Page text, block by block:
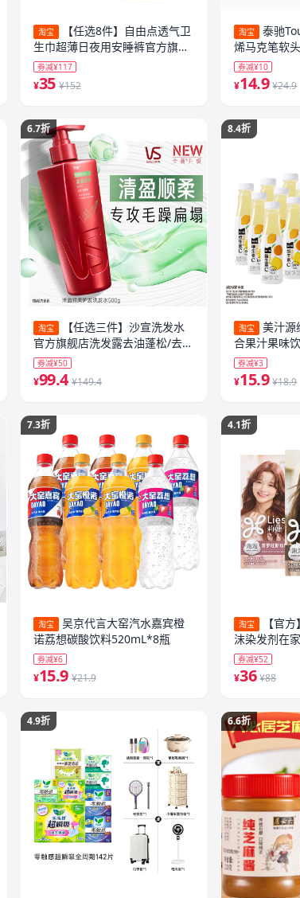
淘宝
【任选8件】自由点透气卫
生巾超薄日夜用安睡裤官方旗舰
店正品1
券减¥117
¥35 ¥152
6.7折
淘宝
【任选三件】沙宣洗发水
官方旗舰店洗发露去油蓬松/去
屑/修护任选
券减¥50
¥99.4 ¥149.4
7.3折
淘宝
吴京代言大窑汽水嘉宾橙
诺荔想碳酸饮料520mL*8瓶
券减¥6
¥15.9 ¥21.9
4.9折
淘宝
泰驰
烯马克笔软
墨重彩画画
童可水洗幼
券减¥10
¥14.9 ¥24.9
8.4折
淘宝
美汁源
合果汁果味
券减¥3
¥15.9 ¥18.9
4.1折
淘宝
【官
沫染发剂在
棕黑茶色
券减¥52
¥36 ¥88
6.6折